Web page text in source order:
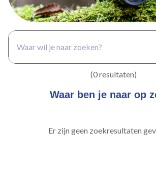
(0 resultaten)
Waar ben je naar op
Er zijn geen zoekresultaten